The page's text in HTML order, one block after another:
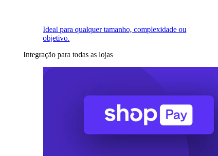
Ideal para qualquer tamanho, complexidade ou
objetivo.
Integração para todas as lojas